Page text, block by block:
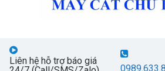
Liên hệ hỗ trợ báo giá